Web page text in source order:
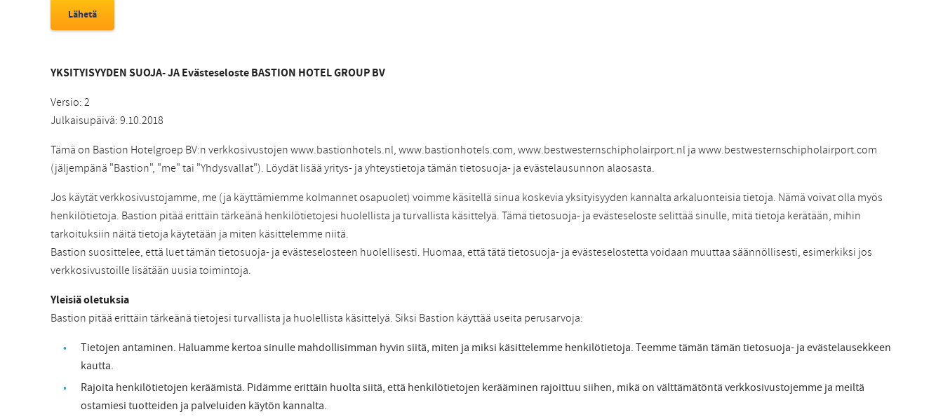
YKSITYISYYDEN SUOJA- JA Evästeseloste BASTION HOTEL GROUP BV
Versio: 2
Julkaisupäivä: 9.10.2018
Tämä on Bastion Hotelgroep BV:n verkkosivustojen www.bastionhotels.nl, www.bastionhotels.com, www.bestwesternschipholairport.nl ja www.bestwesternschipholairport.com
(jäljempänä "Bastion", "me" tai "Yhdysvallat"). Löydät lisää yritys- ja yhteystietoja tämän tietosuoja- ja evästelausunnon alaosasta.
Jos käytät verkkosivustojamme, me (ja käyttämiemme kolmannet osapuolet) voimme käsitellä sinua koskevia yksityisyyden kannalta arkaluonteisia tietoja. Nämä voivat olla myös
henkilötietoja. Bastion pitää erittäin tärkeänä henkilötietojesi huolellista ja turvallista käsittelyä. Tämä tietosuoja- ja evästeseloste selittää sinulle, mitä tietoja kerätään, mihin
tarkoituksiin näitä tietoja käytetään ja miten käsittelemme niitä.
Bastion suosittelee, että luet tämän tietosuoja- ja evästeselosteen huolellisesti. Huomaa, että tätä tietosuoja- ja evästeselostetta voidaan muuttaa säännöllisesti, esimerkiksi jos
verkkosivustoille lisätään uusia toimintoja.
Yleisiä oletuksia
Bastion pitää erittäin tärkeänä tietojesi turvallista ja huolellista käsittelyä. Siksi Bastion käyttää useita perusarvoja:
Tietojen antaminen. Haluamme kertoa sinulle mahdollisimman hyvin siitä, miten ja miksi käsittelemme henkilötietoja. Teemme tämän tämän tietosuoja- ja evästelausekkeen
kautta.
Rajoita henkilötietojen keräämistä. Pidämme erittäin huolta siitä, että henkilötietojen kerääminen rajoittuu siihen, mikä on välttämätöntä verkkosivustojemme ja meiltä
ostamiesi tuotteiden ja palveluiden käytön kannalta.